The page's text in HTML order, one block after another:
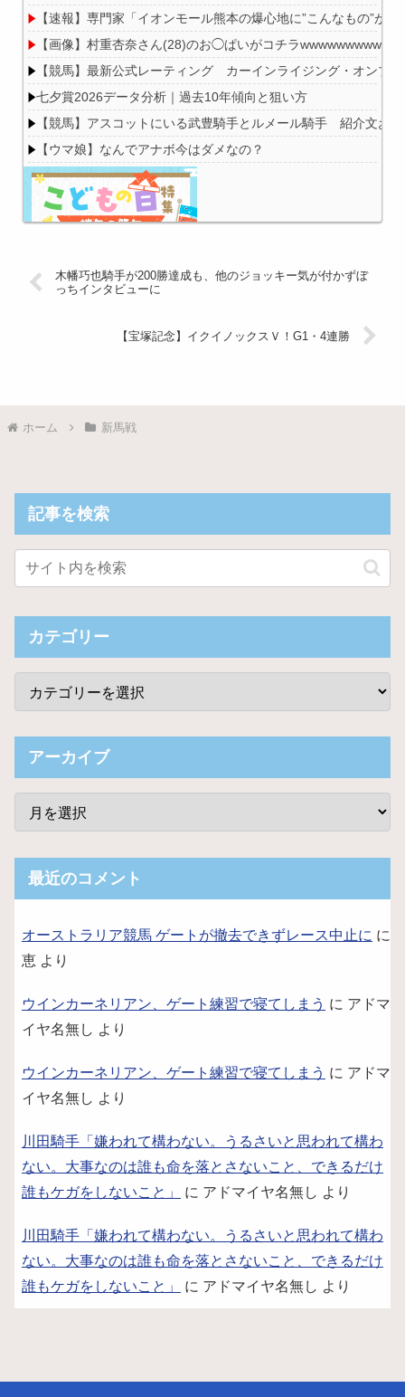
【速報】専門家「イオンモール熊本の爆心地に”こんなもの”が
【画像】村重杏奈さん(28)のお◯ぱいがコチラ
【競馬】最新公式レーティング カーインライジング・オン
七夕賞2026データ分析｜過去10年傾向と狙い方
【競馬】アスコットにいる武豊騎手とルメール騎手 紹介文お
【ウマ娘】なんでアナボ今はダメなの？
木幡巧也騎手が200勝達成も、他のジョッキー気が付かずぼ
っちインタビューに
【宝塚記念】イクイノックスＶ！G1・4連勝
ホーム 新馬戦
記事を検索
カテゴリー
アーカイブ
最近のコメント
オーストラリア競馬 ゲートが撤去できずレース中止に に
恵 より
ウインカーネリアン、ゲート練習で寝てしまう に アドマ
イヤ名無し より
ウインカーネリアン、ゲート練習で寝てしまう に アドマ
イヤ名無し より
川田騎手「嫌われて構わない。うるさいと思われて構わ
ない。大事なのは誰も命を落とさないこと、できるだけ
誰もケガをしないこと」
に アドマイヤ名無し より
川田騎手「嫌われて構わない。うるさいと思われて構わ
ない。大事なのは誰も命を落とさないこと、できるだけ
誰もケガをしないこと」
に アドマイヤ名無し より